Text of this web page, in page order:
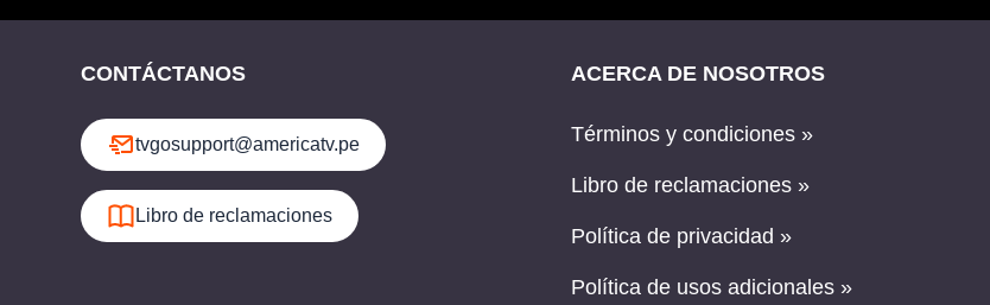
CONTÁCTANOS
tvgosupport@americatv.pe
Libro de reclamaciones
ACERCA DE NOSOTROS
Términos y condiciones »
Libro de reclamaciones »
Política de privacidad »
Política de usos adicionales »